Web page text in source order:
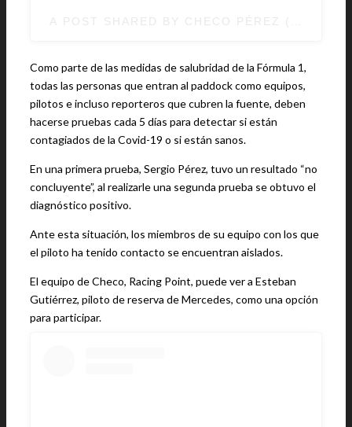
Como parte de las medidas de salubridad de la Fórmula 1,
todas las personas que entran al paddock como equipos,
pilotos e incluso reporteros que cubren la fuente, deben
hacerse pruebas cada 5 días para detectar si están
contagiados de la Covid-19 o si están sanos.
En una primera prueba, Sergio Pérez, tuvo un resultado “no
concluyente”, al realizarle una segunda prueba se obtuvo el
diagnóstico positivo.
Ante esta situación, los miembros de su equipo con los que
el piloto ha tenido contacto se encuentran aislados.
El equipo de Checo, Racing Point, puede ver a Esteban
Gutiérrez, piloto de reserva de Mercedes, como una opción
para participar.